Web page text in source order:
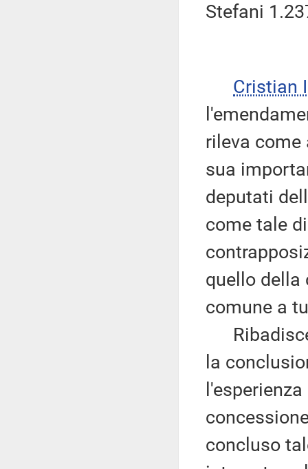
Stefani
Cristian
rileva come
sua
deputati
come tale
quello della
comune a
la
concluso